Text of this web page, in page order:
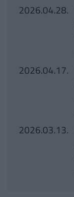
2026.04.28.
2026.04.17.
2026.03.13.